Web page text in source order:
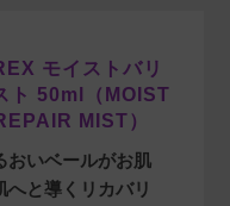
モイストバリ
ト 50ml（MOIST
MIST）
おいベールがお肌
へと導くリカバリ